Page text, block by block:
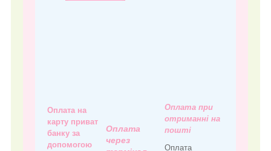
Оплата на
карту приват
банку за
допомогою
Оплата
через
Оплата при
отриманні на
пошті
Оплата